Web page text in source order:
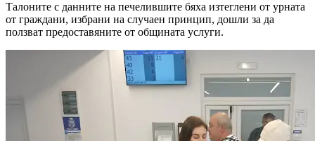
Талоните с данните на печелившите бяха изтеглени от урната
от граждани, избрани на случаен принцип, дошли за да
ползват предоставяните от общината услуги.